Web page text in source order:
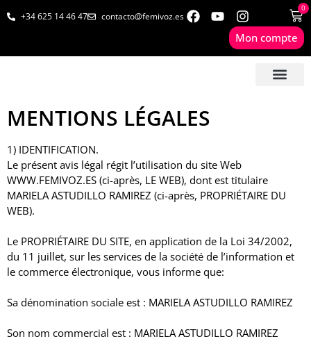
+34 625 14 46 47 contacto@femivoz.es
0
Mon compte
MENTIONS LÉGALES
1) IDENTIFICATION.
Le présent avis légal régit l’utilisation du site Web
WWW.FEMIVOZ.ES (ci-après, LE WEB), dont est titulaire
MARIELA ASTUDILLO RAMIREZ (ci-après, PROPRIÉTAIRE DU
WEB).
Le PROPRIÉTAIRE DU SITE, en application de la Loi 34/2002,
du 11 juillet, sur les services de la société de l’information et
le commerce électronique, vous informe que:
Sa dénomination sociale est : MARIELA ASTUDILLO RAMIREZ
Son nom commercial est : MARIELA ASTUDILLO RAMIREZ